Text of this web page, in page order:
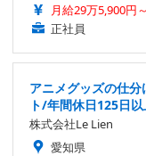
月給29万5,900円
正社員
アニメグッズの仕
ト/年間休日125日
株式会社Le Lien
愛知県